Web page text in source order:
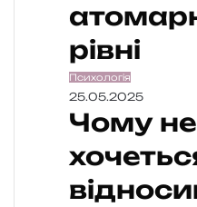
рівні
Психологія
25.05.2025
Чому не